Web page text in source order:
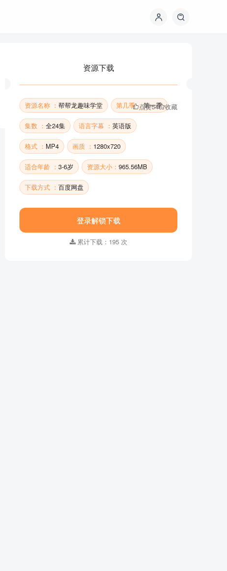
点赞54 收藏
资源下载
资源名称 ： 帮帮龙趣味学堂 第几季 ：第一季
集数 ： 全24集 语言字幕 ： 英语版
格式 ： MP4 画质 ： 1280x720
适合年龄 ： 3-6岁 资源大小： 965.56MB
下载方式 ： 百度网盘
登录解锁下载
累计下载：195 次
资源下载
语言字幕 ：英语版
画质 ：1280x720